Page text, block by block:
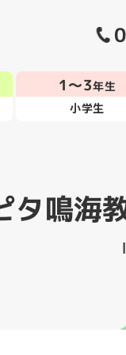
1～3年生
小学生
タ鳴海